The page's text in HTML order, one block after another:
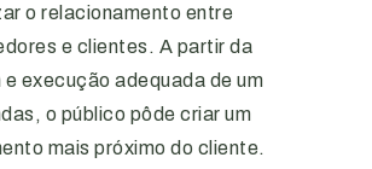
o relacionamento entre
e clientes. A partir da
execução adequada de um
o público pôde criar um
mais próximo do cliente.